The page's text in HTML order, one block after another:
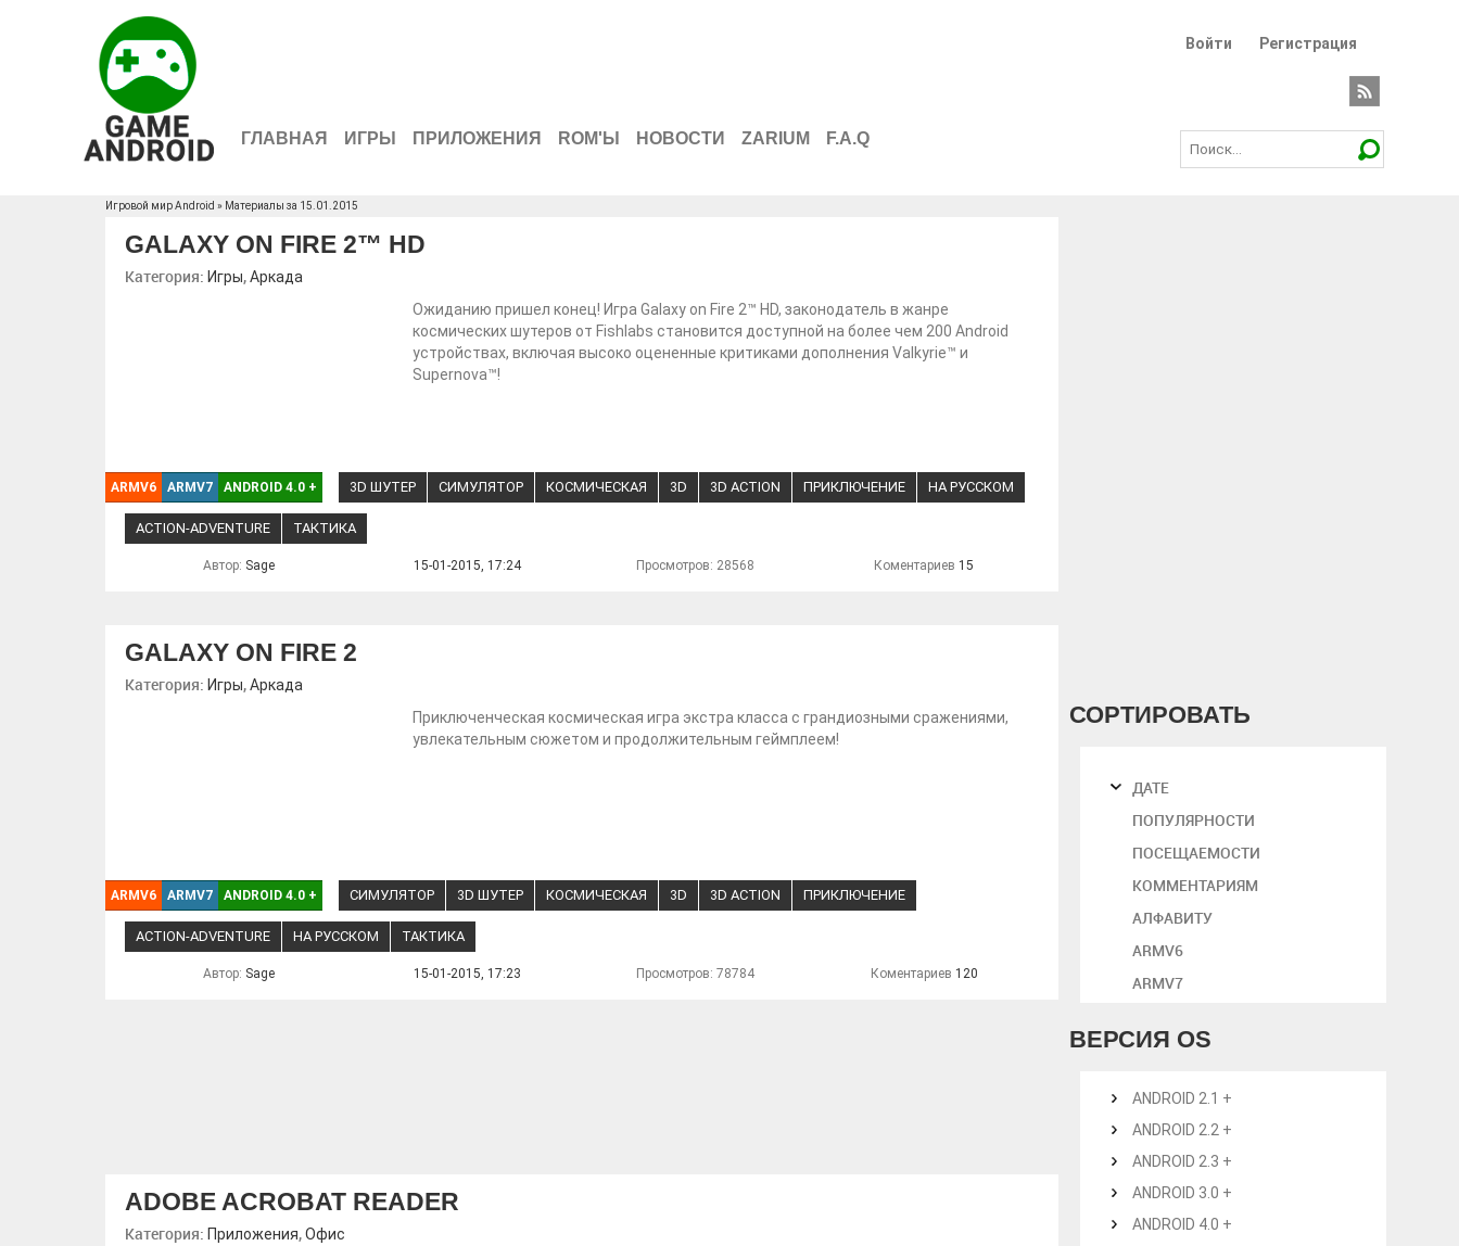
Войти Регистрация
ГЛАВНАЯ ИГРЫ ПРИЛОЖЕНИЯ ROM'Ы НОВОСТИ ZARIUM F.A.Q
Игровой мир Android » Материалы за 15.01.2015
GALAXY ON FIRE 2™ HD
Категория: Игры,Аркада
Ожиданию пришел конец! Игра Galaxy on Fire 2™ HD, законодатель в жанре
космических шутеров от Fishlabs становится доступной на более чем 200 Android
устройствах, включая высоко оцененные критиками дополнения Valkyrie™ и
Supernova™!
ARMV6 ARMV7 ANDROID 4.0 + 3D ШУТЕР СИМУЛЯТОР КОСМИЧЕСКАЯ 3D 3D ACTION ПРИКЛЮЧЕНИЕ НА РУССКОМ
ACTION-ADVENTURE ТАКТИКА
Автор: Sage 15-01-2015, 17:24 Просмотров: 28568 Коментариев 15
GALAXY ON FIRE 2
Категория: Игры,Аркада
Приключенческая космическая игра экстра класса с грандиозными сражениями,
увлекательным сюжетом и продолжительным геймплеем!
ARMV6 ARMV7 ANDROID 4.0 + СИМУЛЯТОР 3D ШУТЕР КОСМИЧЕСКАЯ 3D 3D ACTION ПРИКЛЮЧЕНИЕ
ACTION-ADVENTURE НА РУССКОМ ТАКТИКА
Автор: Sage 15-01-2015, 17:23 Просмотров: 78784 Коментариев 120
ADOBE ACROBAT READER
Категория: Приложения,Офис
СОРТИРОВАТЬ
ДАТЕ
ПОПУЛЯРНОСТИ
ПОСЕЩАЕМОСТИ
КОММЕНТАРИЯМ
АЛФАВИТУ
ARMV6
ARMV7
ВЕРСИЯ OS
ANDROID 2.1 +
ANDROID 2.2 +
ANDROID 2.3 +
ANDROID 3.0 +
ANDROID 4.0 +